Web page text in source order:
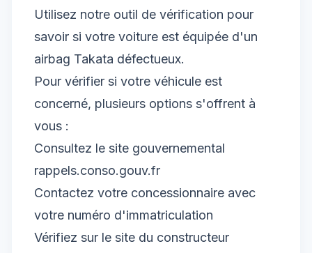
Utilisez notre outil de vérification pour
savoir si votre voiture est équipée d'un
airbag Takata défectueux.
Pour vérifier si votre véhicule est
concerné, plusieurs options s'offrent à
vous :
Consultez le site gouvernemental
rappels.conso.gouv.fr
Contactez votre concessionnaire avec
votre numéro d'immatriculation
Vérifiez sur le site du constructeur